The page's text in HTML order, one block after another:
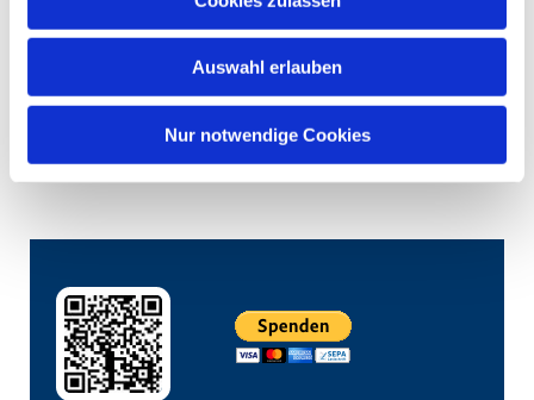
Auswahl erlauben
Nur notwendige Cookies